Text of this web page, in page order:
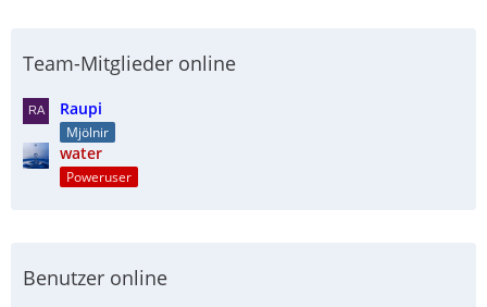
Team-Mitglieder online
Raupi
Mjölnir
water
Poweruser
Benutzer online